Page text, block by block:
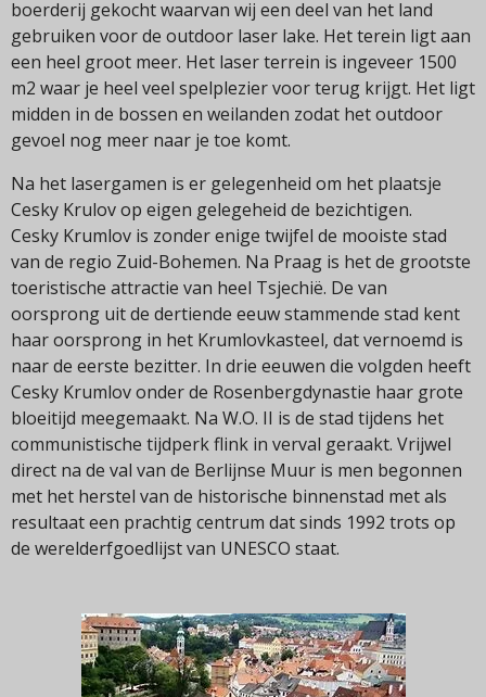
boerderij gekocht waarvan wij een deel van het land
gebruiken voor de outdoor laser lake. Het terein ligt aan
een heel groot meer. Het laser terrein is ingeveer 1500
m2 waar je heel veel spelplezier voor terug krijgt. Het ligt
midden in de bossen en weilanden zodat het outdoor
gevoel nog meer naar je toe komt.
Na het lasergamen is er gelegenheid om het plaatsje
Cesky Krulov op eigen gelegeheid de bezichtigen.
Cesky Krumlov is zonder enige twijfel de mooiste stad
van de regio Zuid-Bohemen. Na Praag is het de grootste
toeristische attractie van heel Tsjechië. De van
oorsprong uit de dertiende eeuw stammende stad kent
haar oorsprong in het Krumlovkasteel, dat vernoemd is
naar de eerste bezitter. In drie eeuwen die volgden heeft
Cesky Krumlov onder de Rosenbergdynastie haar grote
bloeitijd meegemaakt. Na W.O. II is de stad tijdens het
communistische tijdperk flink in verval geraakt. Vrijwel
direct na de val van de Berlijnse Muur is men begonnen
met het herstel van de historische binnenstad met als
resultaat een prachtig centrum dat sinds 1992 trots op
de werelderfgoedlijst van UNESCO staat.